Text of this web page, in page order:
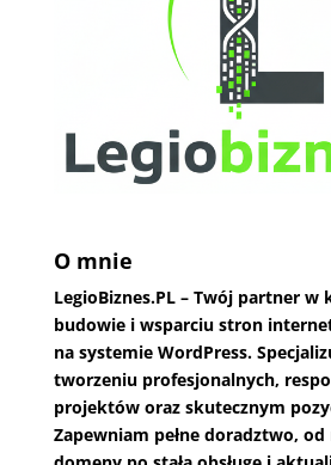
O mnie
LegioBiznes.PL– Twój partner w
budowie i wsparciu stron
na systemie WordPress.
tworzeniu profesjonalnych,
projektów oraz skutecznym
Zapewniam pełne doradztwo,